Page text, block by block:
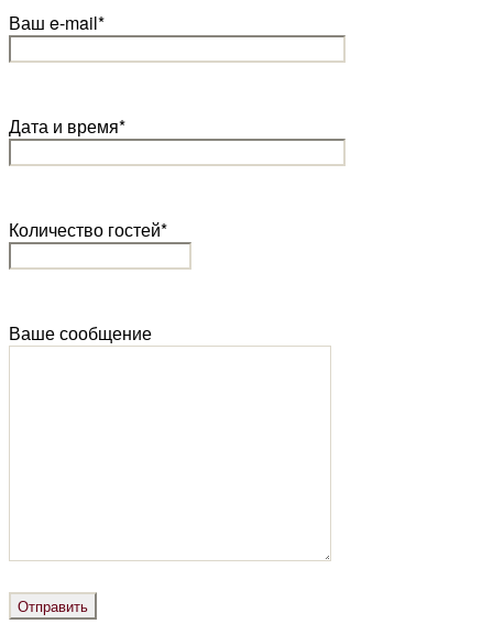
Ваш e-mail*
Дата и время*
Количество гостей*
Ваше сообщение